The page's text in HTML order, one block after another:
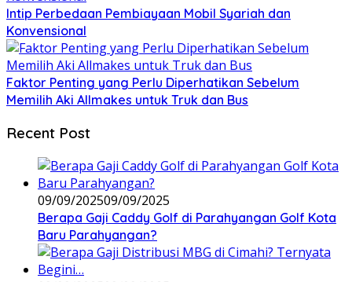
Intip Perbedaan Pembiayaan Mobil Syariah dan
Konvensional
Faktor Penting yang Perlu Diperhatikan Sebelum
Memilih Aki Allmakes untuk Truk dan Bus
Recent Post
09/09/202509/09/2025
Berapa Gaji Caddy Golf di Parahyangan Golf Kota
Baru Parahyangan?